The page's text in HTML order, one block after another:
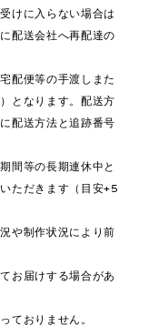
けに入らない場合は
配送会社へ再配達の
配便等の手渡しまた
となります。配送方
配送方法と追跡番号
間等の長期連休中と
ただきます（目安+5
や制作状況により前
お届けする場合があ
ておりません。